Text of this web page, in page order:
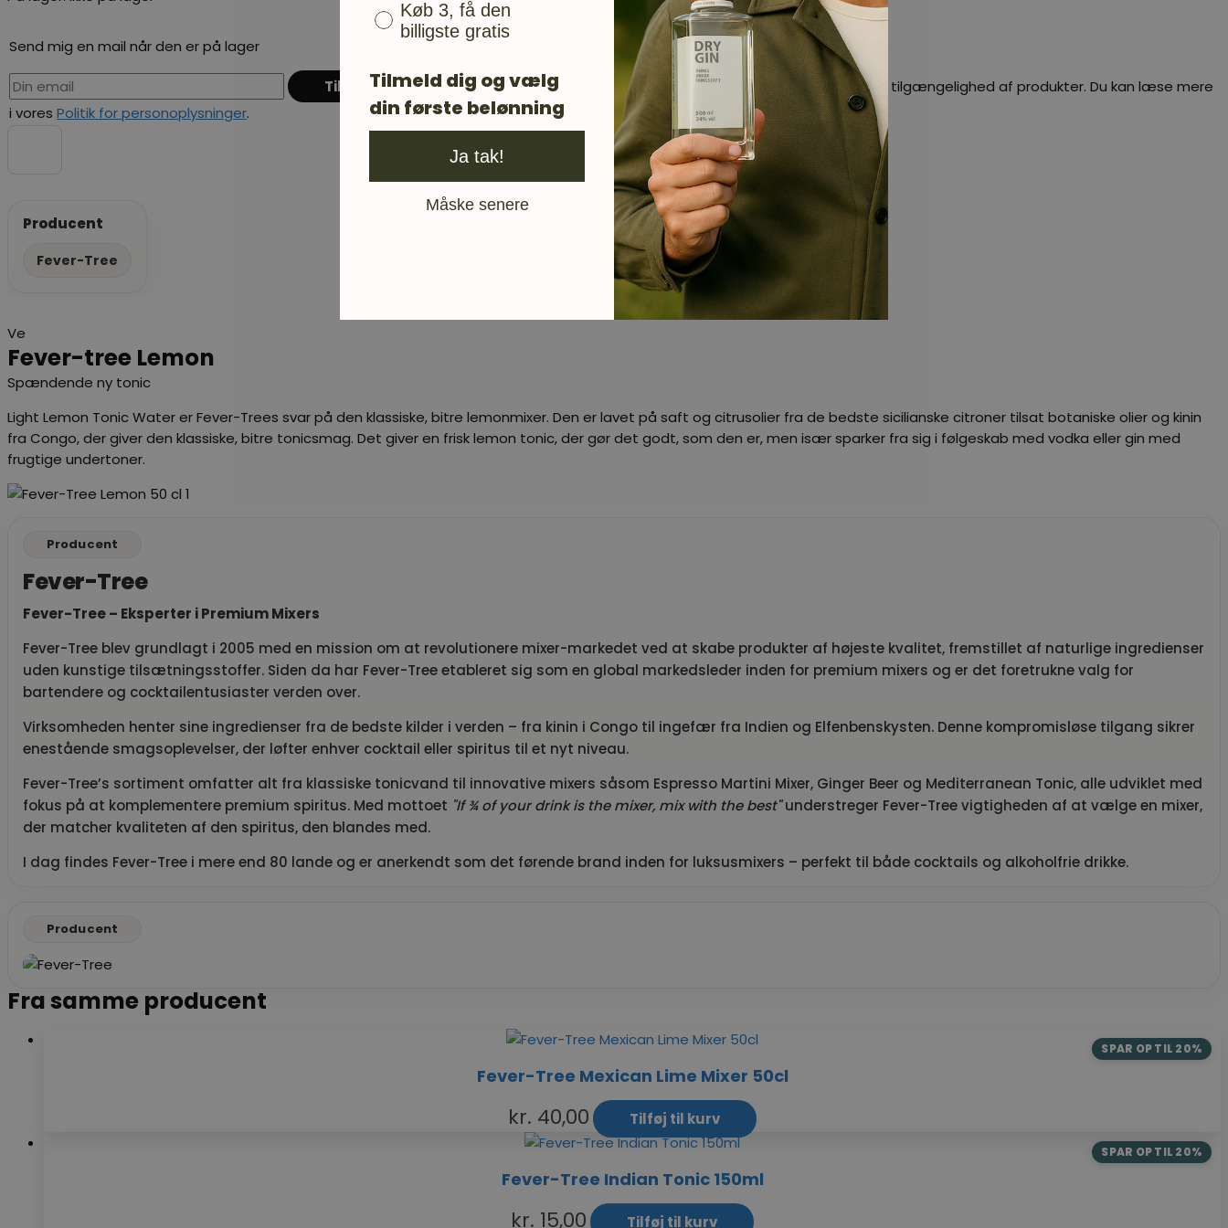
Send mig en mail når den er på lager
Din e-mail vil blive brugt til at give dig besked om tilgængelighed af produkter. Du kan læse mere
i vores Politik for personoplysninger.
Producent
Fever-Tree
Ve
Fever-tree Lemon
Spændende ny tonic
Light Lemon Tonic Water er Fever-Trees svar på den klassiske, bitre lemonmixer. Den er lavet på saft og citrusolier fra de bedste sicilianske citroner tilsat botaniske olier og kinin
fra Congo, der giver den klassiske, bitre tonicsmag. Det giver en frisk lemon tonic, der gør det godt, som den er, men især sparker fra sig i følgeskab med vodka eller gin med
frugtige undertoner.
Producent
Fever-Tree
Fever-Tree – Eksperter i Premium Mixers
Fever-Tree blev grundlagt i 2005 med en mission om at revolutionere mixer-markedet ved at skabe produkter af højeste kvalitet, fremstillet af naturlige ingredienser
uden kunstige tilsætningsstoffer. Siden da har Fever-Tree etableret sig som en global markedsleder inden for premium mixers og er det foretrukne valg for
bartendere og cocktailentusiaster verden over.
Virksomheden henter sine ingredienser fra de bedste kilder i verden – fra kinin i Congo til ingefær fra Indien og Elfenbenskysten. Denne kompromisløse tilgang sikrer
enestående smagsoplevelser, der løfter enhver cocktail eller spiritus til et nyt niveau.
Fever-Tree’s sortiment omfatter alt fra klassiske tonicvand til innovative mixers såsom Espresso Martini Mixer, Ginger Beer og Mediterranean Tonic, alle udviklet med
fokus på at komplementere premium spiritus. Med mottoet "If ¾ of your drink is the mixer, mix with the best"understreger Fever-Tree vigtigheden af at vælge en mixer,
der matcher kvaliteten af den spiritus, den blandes med.
I dag findes Fever-Tree i mere end 80 lande og er anerkendt som det førende brand inden for luksusmixers – perfekt til både cocktails og alkoholfrie drikke.
Producent
Fra samme producent
SPAR OP TIL 20%
Fever-Tree Mexican Lime Mixer 50cl
kr. 40,00 Tilføj til kurv
SPAR OP TIL 20%
Fever-Tree Indian Tonic 150ml
kr. 15,00 Tilføj til kurv
Køb 3, få den
billigste gratis
Tilmeld dig og vælg
din første belønning
Ja tak!
Måske senere